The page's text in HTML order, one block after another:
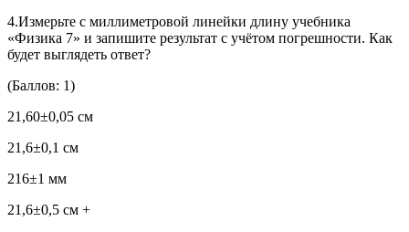
4.Измерьте с миллиметровой линейки длину учебника
«Физика 7» и запишите результат с учётом погрешности. Как
будет выглядеть ответ?
(Баллов: 1)
21,60±0,05 см
21,6±0,1 см
216±1 мм
21,6±0,5 см +